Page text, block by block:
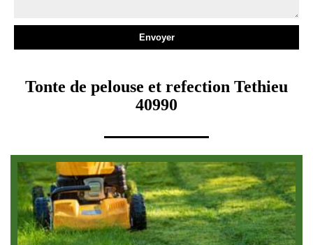
Tonte de pelouse et refection Tethieu
40990